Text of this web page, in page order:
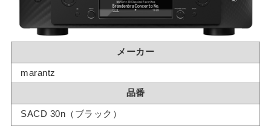
メーカー
marantz
品番
SACD 30n（ブラック）